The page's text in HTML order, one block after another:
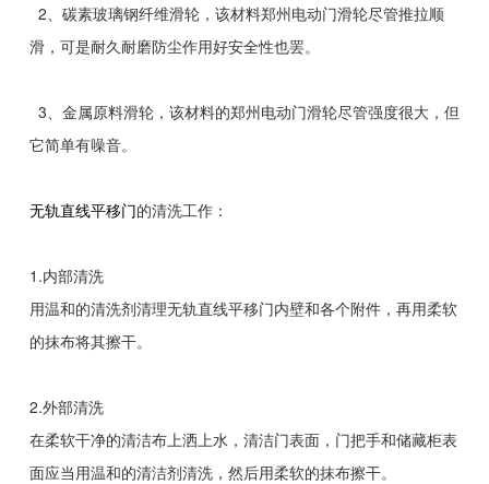
2、碳素玻璃钢纤维滑轮，该材料郑州电动门滑轮尽管推拉顺
滑，可是耐久耐磨防尘作用好安全性也罢。
3、金属原料滑轮，该材料的郑州电动门滑轮尽管强度很大，但
它简单有噪音。
无轨直线平移门的清洗工作：
1.内部清洗
用温和的清洗剂清理无轨直线平移门内壁和各个附件，再用柔软
的抹布将其擦干。
2.外部清洗
在柔软干净的清洁布上洒上水，清洁门表面，门把手和储藏柜表
面应当用温和的清洁剂清洗，然后用柔软的抹布擦干。